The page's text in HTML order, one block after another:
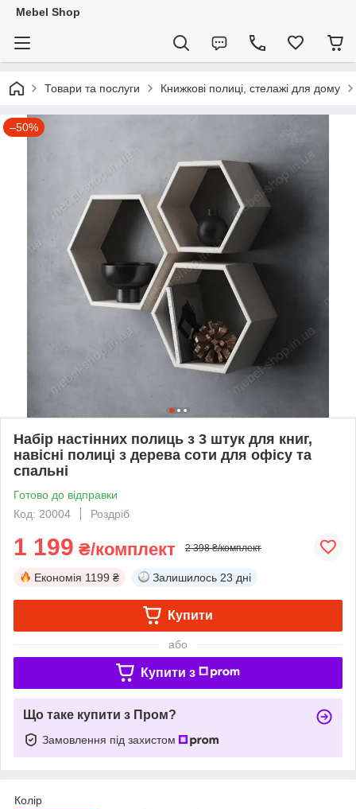
Mebel Shop
Товари та послуги Книжкові полиці, стелажі для дому
–50%
Набір настінних полиць з 3 штук для книг,
навісні полиці з дерева соти для офісу та
спальні
Готово до відправки
Код: 20004
Роздріб
1 199 ₴/комплект 2 398 ₴/комплект
Економія 1199 ₴ Залишилось 23 дні
Купити
або
Купити з
Що таке купити з Пром?
Замовлення під захистом
Колір